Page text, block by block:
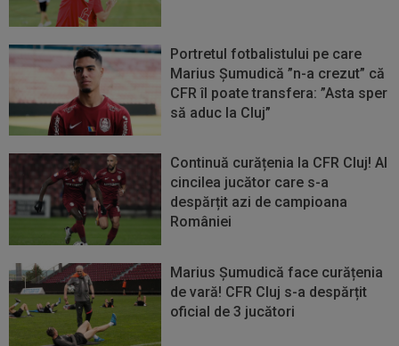
Portretul fotbalistului pe care
Marius Șumudică ”n-a crezut” că
CFR îl poate transfera: ”Asta sper
să aduc la Cluj”
Continuă curățenia la CFR Cluj! Al
cincilea jucător care s-a
despărțit azi de campioana
României
Marius Șumudică face curățenia
de vară! CFR Cluj s-a despărțit
oficial de 3 jucători